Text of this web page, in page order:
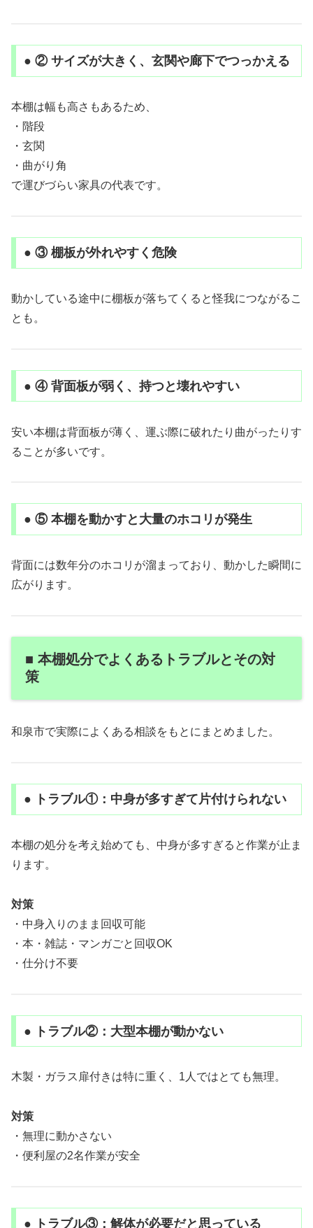
● ② サイズが大きく、玄関や廊下でつっかえる
本棚は幅も高さもあるため、
・階段
・玄関
・曲がり角
で運びづらい家具の代表です。
● ③ 棚板が外れやすく危険
動かしている途中に棚板が落ちてくると怪我につながるこ
とも。
● ④ 背面板が弱く、持つと壊れやすい
安い本棚は背面板が薄く、運ぶ際に破れたり曲がったりす
ることが多いです。
● ⑤ 本棚を動かすと大量のホコリが発生
背面には数年分のホコリが溜まっており、動かした瞬間に
広がります。
■ 本棚処分でよくあるトラブルとその対
策
和泉市で実際によくある相談をもとにまとめました。
● トラブル①：中身が多すぎて片付けられない
本棚の処分を考え始めても、中身が多すぎると作業が止ま
ります。
対策
・中身入りのまま回収可能
・本・雑誌・マンガごと回収OK
・仕分け不要
● トラブル②：大型本棚が動かない
木製・ガラス扉付きは特に重く、1人ではとても無理。
対策
・無理に動かさない
・便利屋の2名作業が安全
● トラブル③：解体が必要だと思っている